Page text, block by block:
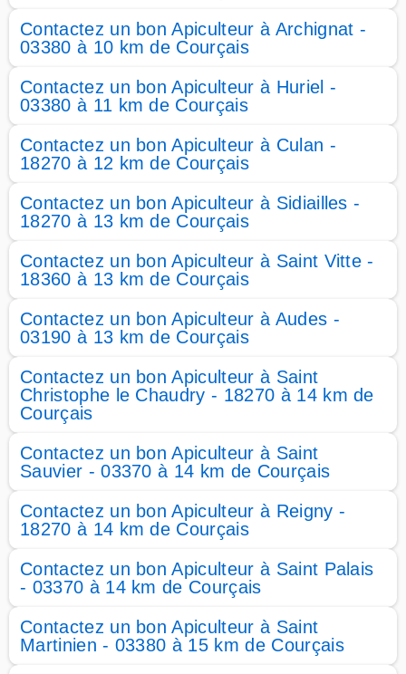
Contactez un bon Apiculteur à Archignat -
03380 à 10 km de Courçais
Contactez un bon Apiculteur à Huriel -
03380 à 11 km de Courçais
Contactez un bon Apiculteur à Culan -
18270 à 12 km de Courçais
Contactez un bon Apiculteur à Sidiailles -
18270 à 13 km de Courçais
Contactez un bon Apiculteur à Saint Vitte -
18360 à 13 km de Courçais
Contactez un bon Apiculteur à Audes -
03190 à 13 km de Courçais
Contactez un bon Apiculteur à Saint
Christophe le Chaudry - 18270 à 14 km de
Courçais
Contactez un bon Apiculteur à Saint
Sauvier - 03370 à 14 km de Courçais
Contactez un bon Apiculteur à Reigny -
18270 à 14 km de Courçais
Contactez un bon Apiculteur à Saint Palais
- 03370 à 14 km de Courçais
Contactez un bon Apiculteur à Saint
Martinien - 03380 à 15 km de Courçais